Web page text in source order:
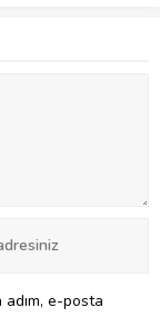
adım, e-posta